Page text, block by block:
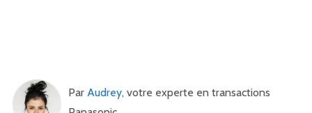
Par Audrey, votre experte en transactions